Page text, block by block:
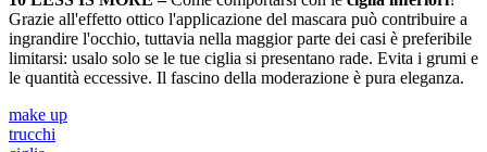
Grazie all'effetto ottico l'applicazione del mascara può contribuire a
ingrandire l'occhio, tuttavia nella maggior parte dei casi è preferibile
limitarsi: usalo solo se le tue ciglia si presentano rade. Evita i grumi e
le quantità eccessive. Il fascino della moderazione è pura eleganza.
make up
trucchi